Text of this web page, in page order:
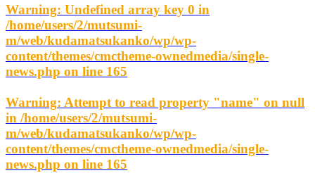
Warning: Undefined array key 0 in
/home/users/2/mutsumi-
m/web/kudamatsukanko/wp/wp-
content/themes/cmctheme-ownedmedia/single-
news.php on line 165
Warning: Attempt to read property "name" on null
in /home/users/2/mutsumi-
m/web/kudamatsukanko/wp/wp-
content/themes/cmctheme-ownedmedia/single-
news.php on line 165